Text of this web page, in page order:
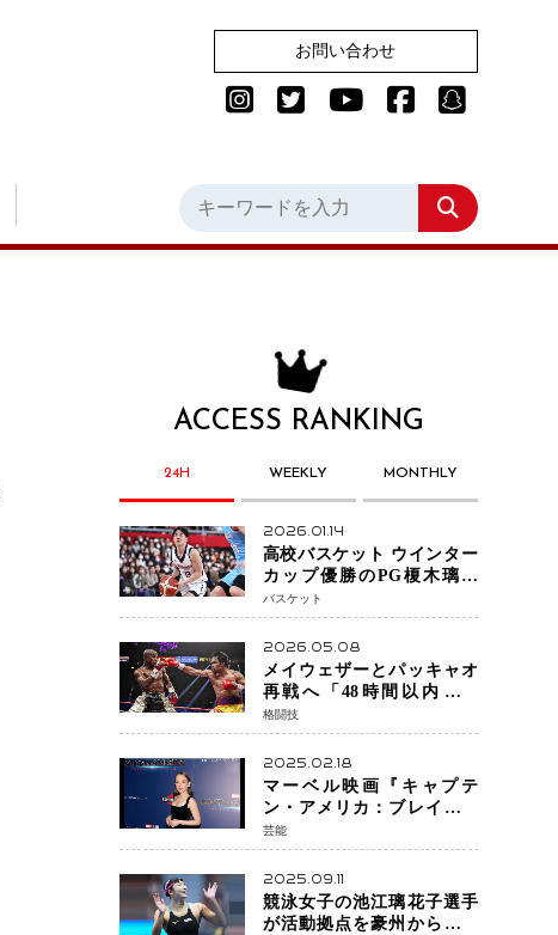
お問い合わせ
ACCESS RANKING
24H WEEKLY MONTHLY
2026.01.14
高校バスケット ウインター
カップ優勝のPG榎木璃旺
（えのき・りお）がプロの
現場へ―。
バスケット
2026.05.08
メイウェザーとパッキャオ
再戦へ「48時間以内に決
着」公式戦かエキシビショ
ンか混迷続く
格闘技
2025.02.18
マーベル映画『キャプテ
ン・アメリカ：ブレイブ・
ニュー・ワールド』 新ブラ
ック・ウィドウ役のシラ・
ハースとは！？
芸能
2025.09.11
競泳女子の池江璃花子選手
が活動拠点を豪州から日本